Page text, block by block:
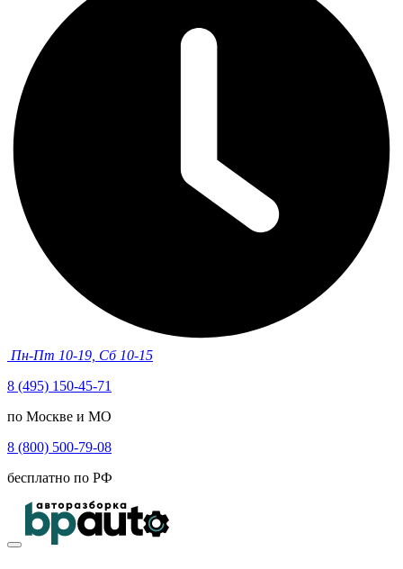
Пн-Пт 10-19, Сб 10-15
8 (495) 150-45-71
по Москве и МО
8 (800) 500-79-08
бесплатно по РФ